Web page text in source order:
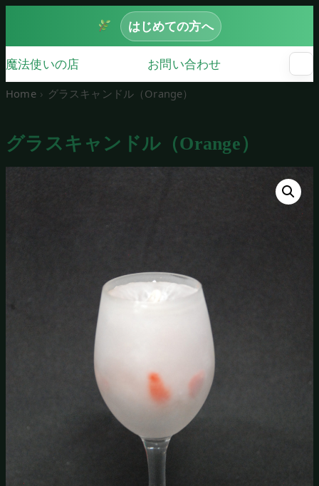
はじめての方へ
魔法使いの店 お問い合わせ
メ
Home グラスキャンドル（Orange）
グラスキャンドル（Orange）